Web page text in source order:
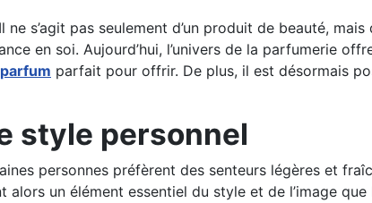
s’agit pas seulement d’un produit de beauté,
en soi. Aujourd’hui, l’univers de la parfumerie
parfait pour offrir. De plus, il est désormais
style personnel
personnes préfèrent des senteurs légères et
un élément essentiel du style et de l’image que